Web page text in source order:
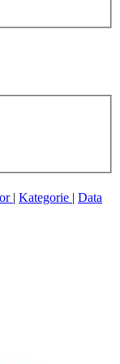
| Kategorie | Data